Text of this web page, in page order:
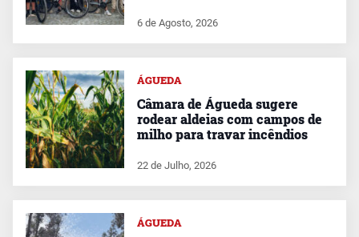
6 de Agosto, 2026
ÁGUEDA
Câmara de Águeda sugere
rodear aldeias com campos de
milho para travar incêndios
22 de Julho, 2026
ÁGUEDA